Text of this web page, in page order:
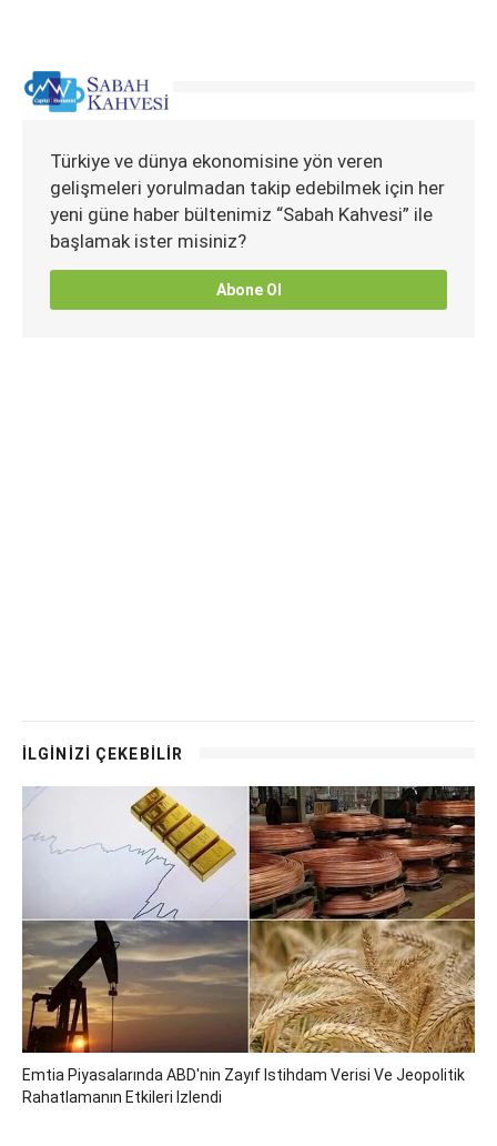
Türkiye ve dünya ekonomisine yön veren
gelişmeleri yorulmadan takip edebilmek için her
yeni güne haber bültenimiz “Sabah Kahvesi” ile
başlamak ister misiniz?
Abone Ol
İLGİNİZİ ÇEKEBİLİR
Emtia Piyasalarında ABD'nin Zayıf Istihdam Verisi Ve Jeopolitik
Rahatlamanın Etkileri Izlendi